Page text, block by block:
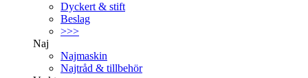
Dyckert & stift
Beslag
>>>
Naj
Najmaskin
Najtråd & tillbehör